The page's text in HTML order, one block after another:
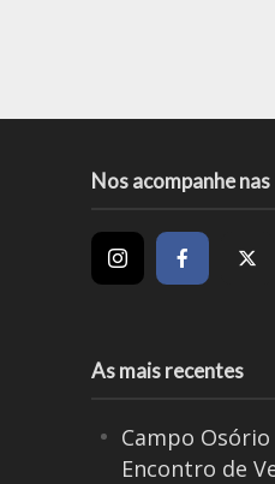
Nos acompanhe
As mais recentes
Campo
Encontro de